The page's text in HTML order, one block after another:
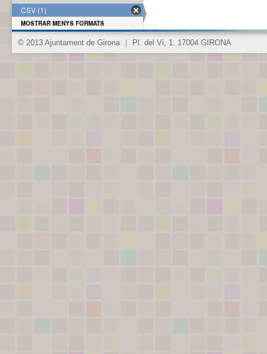
CSV (1)
MOSTRAR MENYS FORMATS
© 2013 Ajuntament de Girona Pl. del Vi, 1. 17004 GIRONA